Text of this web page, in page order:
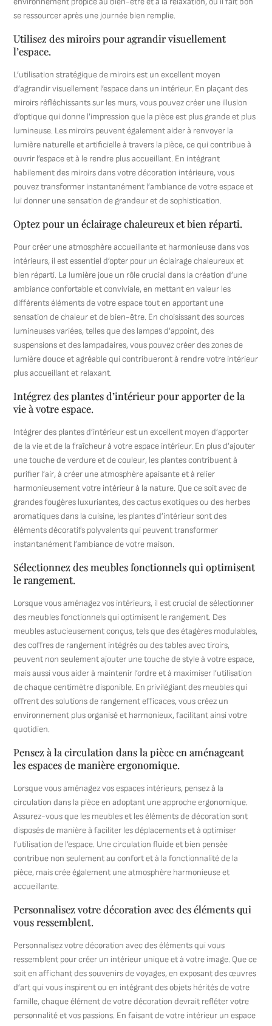
se ressourcer après une journée bien remplie.
Utilisez des miroirs pour agrandir visuellement
l’espace.
L’utilisation stratégique de miroirs est un excellent moyen
d’agrandir visuellement l’espace dans un intérieur. En plaçant des
miroirs réfléchissants sur les murs, vous pouvez créer une illusion
d’optique qui donne l’impression que la pièce est plus grande et plus
lumineuse. Les miroirs peuvent également aider à renvoyer la
lumière naturelle et artificielle à travers la pièce, ce qui contribue à
ouvrir l’espace et à le rendre plus accueillant. En intégrant
habilement des miroirs dans votre décoration intérieure, vous
pouvez transformer instantanément l’ambiance de votre espace et
lui donner une sensation de grandeur et de sophistication.
Optez pour un éclairage chaleureux et bien réparti.
Pour créer une atmosphère accueillante et harmonieuse dans vos
intérieurs, il est essentiel d’opter pour un éclairage chaleureux et
bien réparti. La lumière joue un rôle crucial dans la création d’une
ambiance confortable et conviviale, en mettant en valeur les
différents éléments de votre espace tout en apportant une
sensation de chaleur et de bien-être. En choisissant des sources
lumineuses variées, telles que des lampes d’appoint, des
suspensions et des lampadaires, vous pouvez créer des zones de
lumière douce et agréable qui contribueront à rendre votre intérieur
plus accueillant et relaxant.
Intégrez des plantes d’intérieur pour apporter de la
vie à votre espace.
Intégrer des plantes d’intérieur est un excellent moyen d’apporter
de la vie et de la fraîcheur à votre espace intérieur. En plus d’ajouter
une touche de verdure et de couleur, les plantes contribuent à
purifier l’air, à créer une atmosphère apaisante et à relier
harmonieusement votre intérieur à la nature. Que ce soit avec de
grandes fougères luxuriantes, des cactus exotiques ou des herbes
aromatiques dans la cuisine, les plantes d’intérieur sont des
éléments décoratifs polyvalents qui peuvent transformer
instantanément l’ambiance de votre maison.
Sélectionnez des meubles fonctionnels qui optimisent
le rangement.
Lorsque vous aménagez vos intérieurs, il est crucial de sélectionner
des meubles fonctionnels qui optimisent le rangement. Des
meubles astucieusement conçus, tels que des étagères modulables,
des coffres de rangement intégrés ou des tables avec tiroirs,
peuvent non seulement ajouter une touche de style à votre espace,
mais aussi vous aider à maintenir l’ordre et à maximiser l’utilisation
de chaque centimètre disponible. En privilégiant des meubles qui
offrent des solutions de rangement efficaces, vous créez un
environnement plus organisé et harmonieux, facilitant ainsi votre
quotidien.
Pensez à la circulation dans la pièce en aménageant
les espaces de manière ergonomique.
Lorsque vous aménagez vos espaces intérieurs, pensez à la
circulation dans la pièce en adoptant une approche ergonomique.
Assurez-vous que les meubles et les éléments de décoration sont
disposés de manière à faciliter les déplacements et à optimiser
l’utilisation de l’espace. Une circulation fluide et bien pensée
contribue non seulement au confort et à la fonctionnalité de la
pièce, mais crée également une atmosphère harmonieuse et
accueillante.
Personnalisez votre décoration avec des éléments qui
vous ressemblent.
Personnalisez votre décoration avec des éléments qui vous
ressemblent pour créer un intérieur unique et à votre image. Que ce
soit en affichant des souvenirs de voyages, en exposant des œuvres
d’art qui vous inspirent ou en intégrant des objets hérités de votre
famille, chaque élément de votre décoration devrait refléter votre
personnalité et vos passions. En faisant de votre intérieur un espace